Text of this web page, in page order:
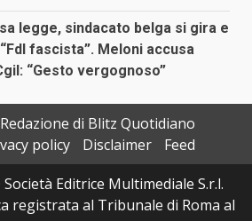
legge, sindacato belga si gira e
fascista”. Meloni accusa
“Gesto vergognoso”
di Blitz Quotidiano
policy Disclaimer
Feed
Editrice Multimediale S.r.l.
registrata al Tribunale di Roma al